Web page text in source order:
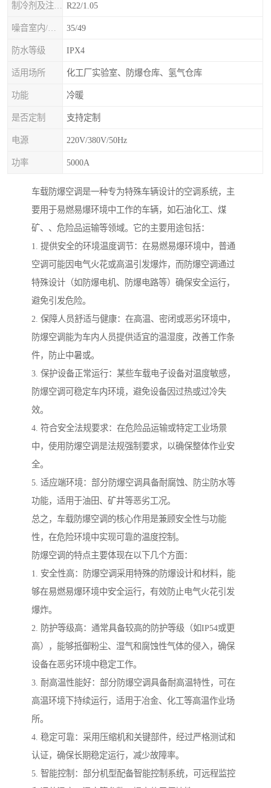
R22/1.05
35/49
防水等级 IPX4
适用场所 化工厂实验室、防爆仓库、氢气仓库
功能 冷暖
是否定制 支持定制
电源 220V/380V/50Hz
功率 5000A
车载防爆空调是一种专为特殊车辆设计的空调系统，主
要用于易燃易爆环境中工作的车辆，如石油化工、煤
矿、、危险品运输等领域。它的主要用途包括：
1. 提供安全的环境温度调节：在易燃易爆环境中，普通
空调可能因电气火花或高温引发爆炸，而防爆空调通过
特殊设计（如防爆电机、防爆电路等）确保安全运行，
避免引发危险。
2. 保障人员舒适与健康：在高温、密闭或恶劣环境中，
防爆空调能为车内人员提供适宜的温湿度，改善工作条
件，防止中暑或。
3. 保护设备正常运行：某些车载电子设备对温度敏感，
防爆空调可稳定车内环境，避免设备因过热或过冷失
效。
4. 符合安全法规要求：在危险品运输或特定工业场景
中，使用防爆空调是法规强制要求，以确保整体作业安
全。
5. 适应端环境：部分防爆空调具备耐腐蚀、防尘防水等
功能，适用于油田、矿井等恶劣工况。
总之，车载防爆空调的核心作用是兼顾安全性与功能
性，在危险环境中实现可靠的温度控制。
防爆空调的特点主要体现在以下几个方面：
1. 安全性高：防爆空调采用特殊的防爆设计和材料，能
够在易燃易爆环境中安全运行，有效防止电气火花引发
爆炸。
2. 防护等级高：通常具备较高的防护等级（如IP54或更
高），能够抵御粉尘、湿气和腐蚀性气体的侵入，确保
设备在恶劣环境中稳定工作。
3. 耐高温性能好：部分防爆空调具备耐高温特性，可在
高温环境下持续运行，适用于冶金、化工等高温作业场
所。
4. 稳定可靠：采用压缩机和关键部件，经过严格测试和
认证，确保长期稳定运行，减少故障率。
5. 智能控制：部分机型配备智能控制系统，可远程监控